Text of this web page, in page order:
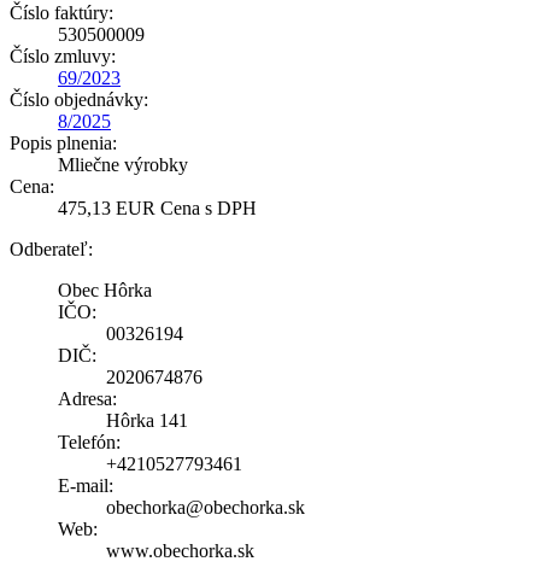
Číslo faktúry:
530500009
Číslo zmluvy:
69/2023
Číslo objednávky:
8/2025
Popis plnenia:
Mliečne výrobky
Cena:
475,13 EUR Cena s DPH
Odberateľ:
Obec Hôrka
IČO:
00326194
DIČ:
2020674876
Adresa:
Hôrka 141
Telefón:
+4210527793461
E-mail:
obechorka@obechorka.sk
Web:
www.obechorka.sk